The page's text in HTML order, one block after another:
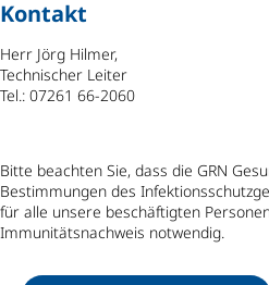
Kontakt
Herr Jörg Hilmer,
Technischer Leiter
Tel.: 07261 66-2060
Bitte beachten Sie, dass die GRN
Bestimmungen des
für alle unsere beschäftigten
Immunitätsnachweis notwendig.